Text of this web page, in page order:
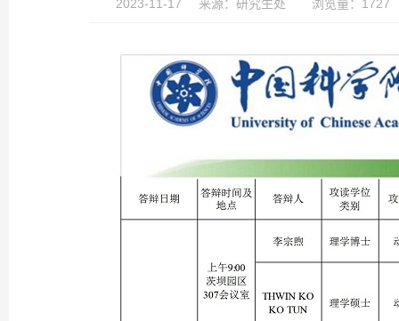
2023-11-17 来源： 研究生处 浏览量：1727